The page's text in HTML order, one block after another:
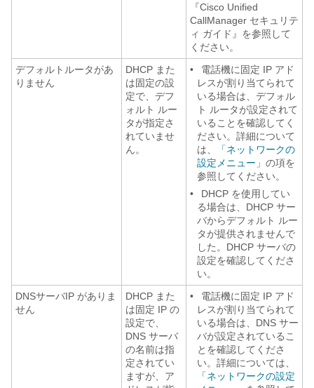
『Cisco Unified
CallManager セキュリテ
ィ ガイド』を参照して
ください。
デフォルトルータがあ
りません
DHCP また
は固定の設
定で、デフ
ォルト ルー
タが指定さ
れていませ
ん。
•
電話機に固定 IP アド
レスが割り当てられて
いる場合は、デフォル
ト ルータが設定されて
いることを確認してく
ださい。詳細について
は、
「ネットワークの
設定メニュー」 の項を
参照してください。
•
DHCP を使用してい
る場合は、DHCP サー
バからデフォルト ルー
タが提供されませんで
した。DHCP サーバの
設定を確認してくださ
い。
DNSサーバIP がありま
せん
DHCP また
は固定 IP の
設定で、
DNS サーバ
の名前は指
定されてい
ますが、ア
•
電話機に固定 IP アド
レスが割り当てられて
いる場合は、DNS サー
バが設定されているこ
とを確認してくださ
い。詳細については、
「ネットワークの設定